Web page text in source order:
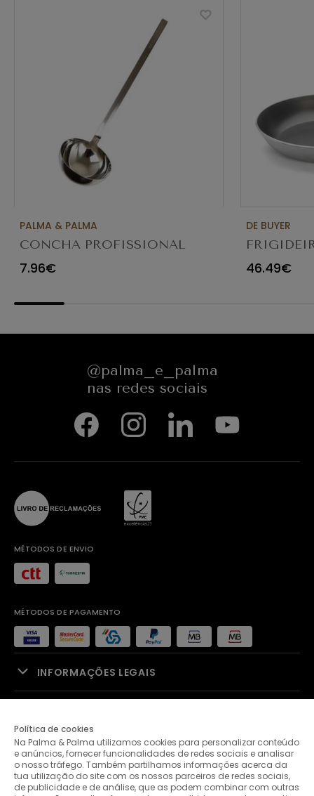
PALMA & PALMA
CONCHA PROFISSIONAL
8CM 4613LA
7.96€
DE BUYER
46.49€
@palma_e_palma
nas redes sociais
MÉTODOS DE ENVIO
MÉTODOS DE PAGAMENTO
INFORMAÇÕES LEGAIS
PALMA & PALMA
APOIO AO CLIENTE
Política de cookies
Na Palma & Palma utilizamos cookies para personalizar conteúdo
e anúncios, fornecer funcionalidades de redes sociais e analisar
o nosso tráfego. Também partilhamos informações acerca da
tua utilização do site com os nossos parceiros de redes sociais,
de publicidade e de análise, que as podem combinar com outras